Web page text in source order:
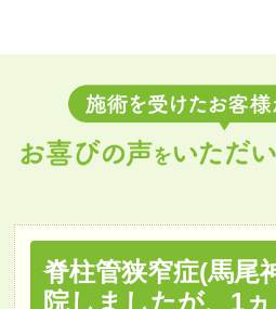
脊柱管狭窄症(馬尾
院しましたが、1